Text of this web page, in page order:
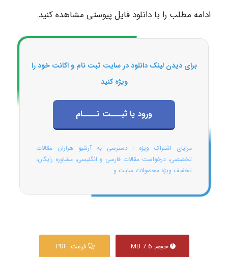
ادامه مطلب را با دانلود فایل پیوستی مشاهده کنید.
برای دیدن لینک دانلود در سایت ثبت نام و اکانت خود را
ویژه کنید
ورود یا ثبـــت نــــام
مزایای اشتراک ویژه : دسترسی به آرشیو هزاران مقالات
تخصصی، درخواست مقالات فارسی و انگلیسی، مشاوره رایگان،
تخفیف ویژه محصولات سایت و ...
حجم: 7.6 MB فرمت: PDF